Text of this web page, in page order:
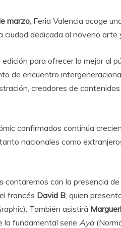
marzo , Feria Valencia acoge
ciudad dedicada al noveno arte
edición para ofrecer lo mejor al
de encuentro
creadores de
confirmados continúa
nacionales como
contaremos con la presencia
francés David B , quien
También asistirá
la fundamental serie Aya